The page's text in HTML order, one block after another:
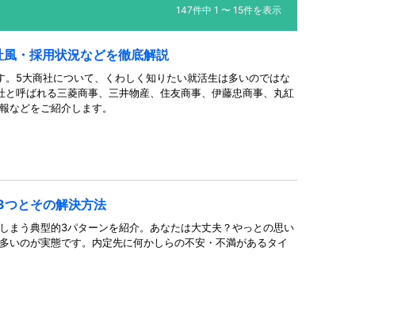
147件中 1 〜 15件を表示
風・採用状況などを徹底解説
5大商社について、くわしく知りたい就活生は多いのではな
呼ばれる三菱商事、三井物産、住友商事、伊藤忠商事、丸紅
などをご紹介します。
とその解決方法
まう典型的3パターンを紹介。あなたは大丈夫？やっとの思い
いのが実態です。内定先に何かしらの不安・不満があるタイ